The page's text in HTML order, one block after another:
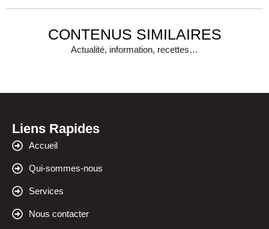
CONTENUS SIMILAIRES
Actualité, information, recettes…
Liens Rapides
Accueil
Qui-sommes-nous
Services
Nous contacter